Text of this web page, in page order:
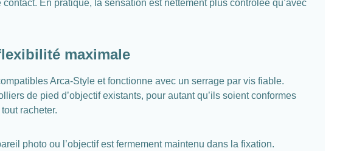
En pratique, la sensation est nettement plus contrôlée qu’avec
maximale
Arca-Style et fonctionne avec un serrage par vis fiable.
de pied d’objectif existants, pour autant qu’ils soient conformes
racheter.
photo ou l’objectif est fermement maintenu dans la fixation.